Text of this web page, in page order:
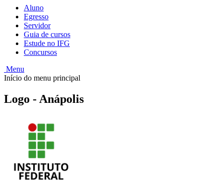
Aluno
Egresso
Servidor
Guia de cursos
Estude no IFG
Concursos
Menu
Início do menu principal
Logo - Anápolis